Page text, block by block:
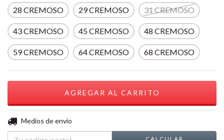
28 CREMOSO 29 CREMOSO 31 CREMOSO
43 CREMOSO 45 CREMOSO 48 CREMOSO
59 CREMOSO 64 CREMOSO 68 CREMOSO
Entregas para el CP:
Medios de envío